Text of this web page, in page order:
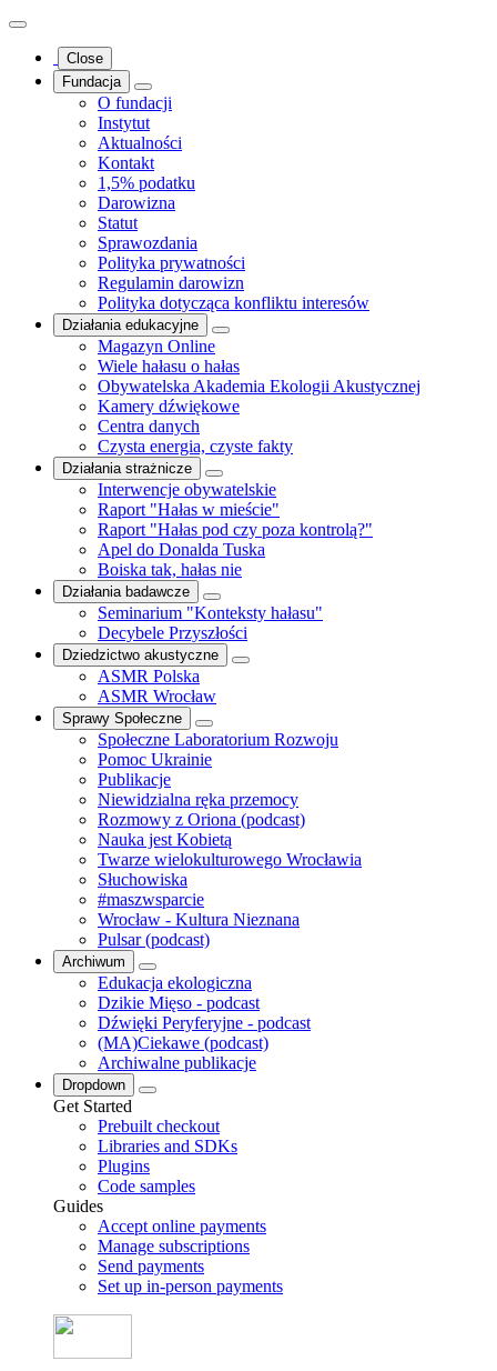
Close
Fundacja
O fundacji
Instytut
Aktualności
Kontakt
1,5% podatku
Darowizna
Statut
Sprawozdania
Polityka prywatności
Regulamin darowizn
Polityka dotycząca konfliktu interesów
Działania edukacyjne
Magazyn Online
Wiele hałasu o hałas
Obywatelska Akademia Ekologii Akustycznej
Kamery dźwiękowe
Centra danych
Czysta energia, czyste fakty
Działania strażnicze
Interwencje obywatelskie
Raport "Hałas w mieście"
Raport "Hałas pod czy poza kontrolą?"
Apel do Donalda Tuska
Boiska tak, hałas nie
Działania badawcze
Seminarium "Konteksty hałasu"
Decybele Przyszłości
Dziedzictwo akustyczne
ASMR Polska
ASMR Wrocław
Sprawy Społeczne
Społeczne Laboratorium Rozwoju
Pomoc Ukrainie
Publikacje
Niewidzialna ręka przemocy
Rozmowy z Oriona (podcast)
Nauka jest Kobietą
Twarze wielokulturowego Wrocławia
Słuchowiska
#maszwsparcie
Wrocław - Kultura Nieznana
Pulsar (podcast)
Archiwum
Edukacja ekologiczna
Dzikie Mięso - podcast
Dźwięki Peryferyjne - podcast
(MA)Ciekawe (podcast)
Archiwalne publikacje
Dropdown
Get Started
Prebuilt checkout
Libraries and SDKs
Plugins
Code samples
Guides
Accept online payments
Manage subscriptions
Send payments
Set up in-person payments